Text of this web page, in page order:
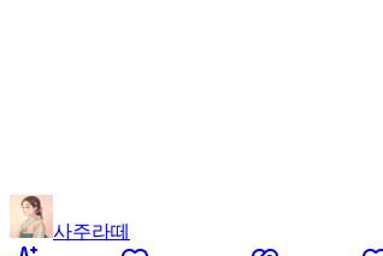
사주라떼